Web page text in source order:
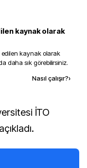
kaynak olarak
edilen kaynak olarak
daha sık görebilirsiniz.
Nasıl çalışır?›